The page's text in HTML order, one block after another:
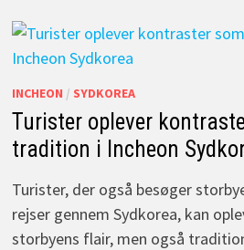
INCHEON / SYDKOREA
Turister oplever
tradition i Incheon
Turister, der også besøger
rejser gennem Sydkorea, kan
storbyens flair, men også